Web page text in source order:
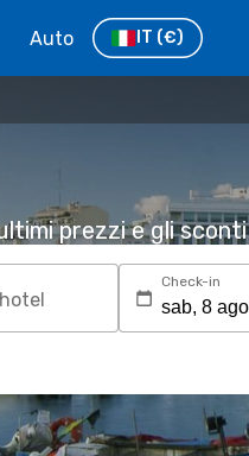
Auto IT (€)
prezzi e gli
Check-in